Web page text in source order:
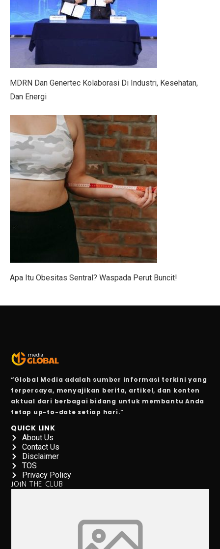
Anak Terkena Influenza A dan B: Kenali Gejala, Tanda
Bisakah Manusia Hidup dengan Satu Paru?
Dari Kelas, Guru Bawa Perjuangan Tragedi
5 Kesalahan Umum yang Harus Dihindari Saat Latihan
Mengapa Manusia Lupa Masa Kecil?
Serangan Burung Jagal Punggung Hitam yang
SRAJ Alami Kerugian di Semester I, Perhatikan
Pemenang Film Pendek Keselamatan Berkendara dari
Studi: Golongan Darah Terkait Risiko Stroke Dini
10 Cara Membentuk Lengan Kekar Tanpa Ke Gym
Kinerja Sejahteraraya (SRAJ) Tertekan di Semester I-
Rayakan Ulang Tahun ke-36, Bisnis Digital Bank Raya
Benarkah Angkat Beban Bakar Lebih Banyak Kalori
7 Fakta Menarik Burung Penjerit, Burung Berisik
IHSG Naik, Investor Harus Tahu Ini!
Patriot Bond Segera Dirilis, Danantara Ajukan Izin ke
Saham Mid Cap Siap Melonjak Hingga Akhir 2025, Ini
5 Fakta Menarik Pulau Trasimeno, Danau Terbesar di
3 Resep Tekwan Sagu Populer, Ini Cara Membuatnya
MDRN Dan Genertec Kolaborasi Di Industri, Kesehatan,
Dan Energi
Apa Itu Obesitas Sentral? Waspada Perut Buncit!
“Global Media adalah sumber informasi terkini yang
terpercaya, menyajikan berita, artikel, dan konten
aktual dari berbagai bidang untuk membantu Anda
tetap up-to-date setiap hari.”
QUICK LINK
About Us
Contact Us
Disclaimer
TOS
Privacy Policy
JOIN THE CLUB